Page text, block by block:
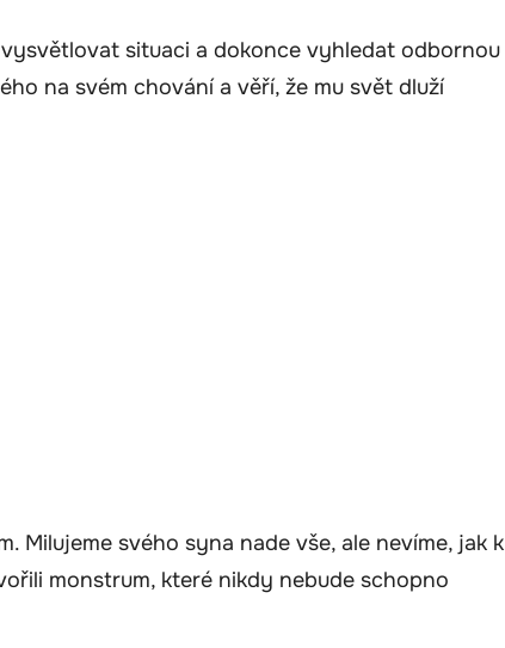
situaci a dokonce vyhledat odbornou
na svém chování a věří, že mu svět dluží
Milujeme svého syna nade vše, ale nevíme, jak k
monstrum, které nikdy nebude schopno